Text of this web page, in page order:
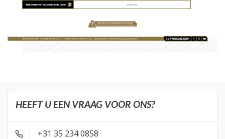
HEEFT U EEN VRAAG VOOR ONS?
+31 35 234 0858